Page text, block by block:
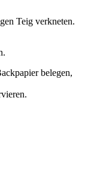
Teig verkneten.
belegen,